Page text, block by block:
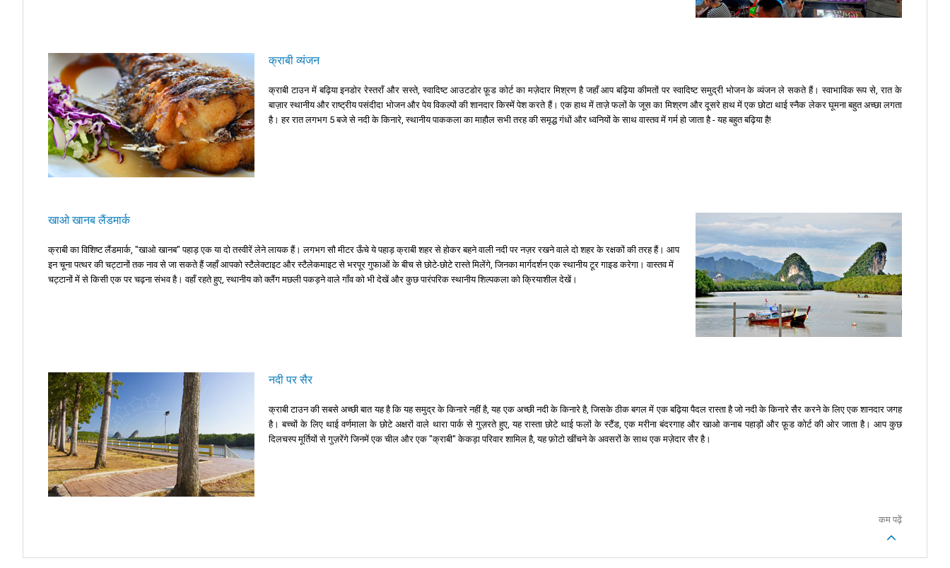
क्राबी व्यंजन
क्राबी टाउन में बढ़िया इनडोर रेस्तराँ और सस्ते, स्वादिष्ट आउटडोर फ़ूड कोर्ट का मज़ेदार मिश्रण है जहाँ आप बढ़िया कीमतों पर स्वादिष्ट समुद्री भोजन के व्यंजन ले सकते हैं। स्वाभाविक रूप से, रात के
बाज़ार स्थानीय और राष्ट्रीय पसंदीदा भोजन और पेय विकल्पों की शानदार किस्में पेश करते हैं। एक हाथ में ताज़े फलों के जूस का मिश्रण और दूसरे हाथ में एक छोटा थाई स्नैक लेकर घूमना बहुत अच्छा लगता
है। हर रात लगभग 5 बजे से नदी के किनारे, स्थानीय पाककला का माहौल सभी तरह की समृद्ध गंधों और ध्वनियों के साथ वास्तव में गर्म हो जाता है - यह बहुत बढ़िया है!
खाओ खानब लैंडमार्क
क्राबी का विशिष्ट लैंडमार्क, "खाओ खानब" पहाड़ एक या दो तस्वीरें लेने लायक हैं। लगभग सौ मीटर ऊँचे ये पहाड़ क्राबी शहर से होकर बहने वाली नदी पर नज़र रखने वाले दो शहर के रक्षकों की तरह हैं। आप
इन चूना पत्थर की चट्टानों तक नाव से जा सकते हैं जहाँ आपको स्टैलेक्टाइट और स्टैलेकमाइट से भरपूर गुफाओं के बीच से छोटे-छोटे रास्ते मिलेंगे, जिनका मार्गदर्शन एक स्थानीय टूर गाइड करेगा। वास्तव में
चट्टानों में से किसी एक पर चढ़ना संभव है। वहाँ रहते हुए, स्थानीय को क्लैंग मछली पकड़ने वाले गाँव को भी देखें और कुछ पारंपरिक स्थानीय शिल्पकला को क्रियाशील देखें।
नदी पर सैर
क्राबी टाउन की सबसे अच्छी बात यह है कि यह समुद्र के किनारे नहीं है, यह एक अच्छी नदी के किनारे है, जिसके ठीक बगल में एक बढ़िया पैदल रास्ता है जो नदी के किनारे सैर करने के लिए एक शानदार जगह
है। बच्चों के लिए थाई वर्णमाला के छोटे अक्षरों वाले थारा पार्क से गुज़रते हुए, यह रास्ता छोटे थाई फलों के स्टैंड, एक मरीना बंदरगाह और खाओ कनाब पहाड़ों और फ़ूड कोर्ट की ओर जाता है। आप कुछ
दिलचस्प मूर्तियों से गुज़रेंगे जिनमें एक चील और एक "क्राबी" केकड़ा परिवार शामिल है, यह फ़ोटो खींचने के अवसरों के साथ एक मज़ेदार सैर है।
कम पढ़ें